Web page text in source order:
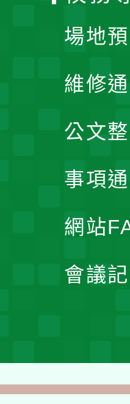
場地
維修
公文
事項
網站
會議